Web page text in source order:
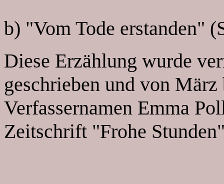
b) "Vom Tode erstanden"
Diese Erzählung wurde
geschrieben und von
Verfassernamen Emma
Zeitschrift "Frohe